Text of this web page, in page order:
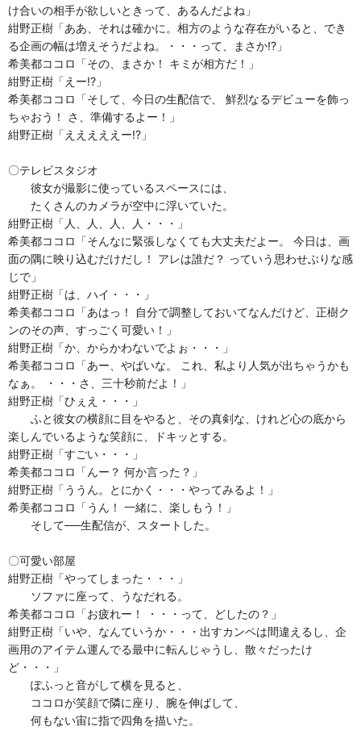
け合いの相手が欲しいときって、あるんだよね」
紺野正樹「ああ、それは確かに。相方のような存在がいると、でき
る企画の幅は増えそうだよね。・・・って、まさか!?」
希美都ココロ「その、まさか！ キミが相方だ！」
紺野正樹「えー!?」
希美都ココロ「そして、今日の生配信で、 鮮烈なるデビューを飾っ
ちゃおう！ さ、準備するよー！」
紺野正樹「えええええー!?」
〇テレビスタジオ
彼女が撮影に使っているスペースには、
たくさんのカメラが空中に浮いていた。
紺野正樹「人、人、人、人・・・」
希美都ココロ「そんなに緊張しなくても大丈夫だよー。 今日は、画
面の隅に映り込むだけだし！ アレは誰だ？ っていう思わせぶりな感
じで」
紺野正樹「は、ハイ・・・」
希美都ココロ「あはっ！ 自分で調整しておいてなんだけど、正樹ク
ンのその声、すっごく可愛い！」
紺野正樹「か、からかわないでよぉ・・・」
希美都ココロ「あー、やばいな。 これ、私より人気が出ちゃうかも
なぁ。 ・・・さ、三十秒前だよ！」
紺野正樹「ひぇえ・・・」
ふと彼女の横顔に目をやると、その真剣な、けれど心の底から
楽しんでいるような笑顔に、ドキッとする。
紺野正樹「すごい・・・」
希美都ココロ「んー？ 何か言った？」
紺野正樹「ううん。とにかく・・・やってみるよ！」
希美都ココロ「うん！ 一緒に、楽しもう！」
そして──生配信が、スタートした。
〇可愛い部屋
紺野正樹「やってしまった・・・」
ソファに座って、うなだれる。
希美都ココロ「お疲れー！ ・・・って、どしたの？」
紺野正樹「いや、なんていうか・・・出すカンペは間違えるし、企
画用のアイテム運んでる最中に転んじゃうし、散々だったけ
ど・・・」
ぽふっと音がして横を見ると、
ココロが笑顔で隣に座り、腕を伸ばして、
何もない宙に指で四角を描いた。